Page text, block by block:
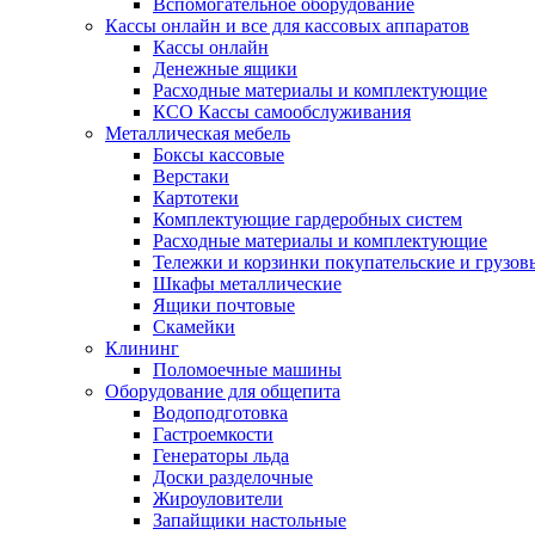
Вспомогательное оборудование
Кассы онлайн и все для кассовых аппаратов
Кассы онлайн
Денежные ящики
Расходные материалы и комплектующие
КСО Кассы самообслуживания
Металлическая мебель
Боксы кассовые
Верстаки
Картотеки
Комплектующие гардеробных систем
Расходные материалы и комплектующие
Тележки и корзинки покупательские и
Шкафы металлические
Ящики почтовые
Скамейки
Клининг
Поломоечные машины
Оборудование для общепита
Водоподготовка
Гастроемкости
Генераторы льда
Доски разделочные
Жироуловители
Запайщики настольные